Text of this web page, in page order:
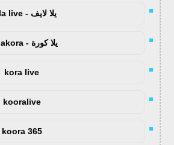
يلا لايف - yalla live
يلا كورة - yallakora
kora live
kooralive
koora 365